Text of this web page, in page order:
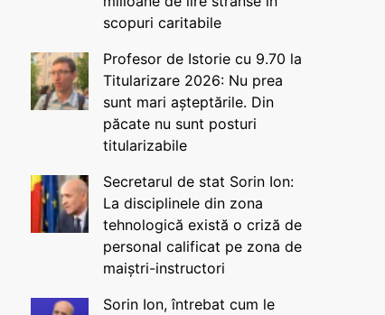
scopuri caritabile
Profesor de Istorie cu 9.70 la
Titularizare 2026: Nu prea
sunt mari așteptările. Din
păcate nu sunt posturi
titularizabile
Secretarul de stat Sorin Ion:
La disciplinele din zona
tehnologică există o criză de
personal calificat pe zona de
maiștri-instructori
Sorin Ion, întrebat cum le